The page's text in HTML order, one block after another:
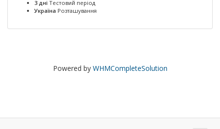
3 дні Тестовий період
Україна Розташування
Powered by WHMCompleteSolution